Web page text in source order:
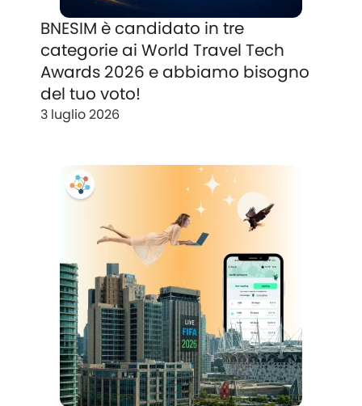
BNESIM è candidato in tre
categorie ai World Travel Tech
Awards 2026 e abbiamo bisogno
del tuo voto!
3 luglio 2026